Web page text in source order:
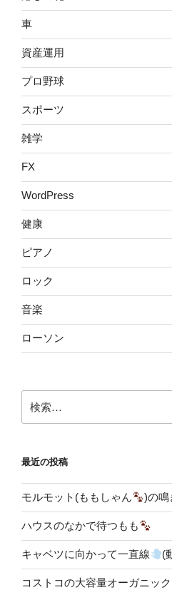
車
資産運用
プロ野球
スポーツ
雑学
FX
WordPress
健康
ピアノ
ロック
音楽
ローソン
索:
最近の投稿
モルモット(ももしゃん )の鳴
ハウスのなかで待つもも
キャベツに向かって一直線 (
コストコの大容量オーガニッ